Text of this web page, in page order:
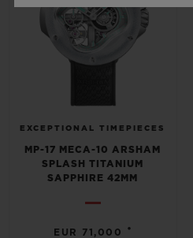
EXCEPTIONAL TIMEPIECES
MP-17 MECA-10 ARSHAM
SPLASH TITANIUM
SAPPHIRE 42MM
EUR 71,000 •